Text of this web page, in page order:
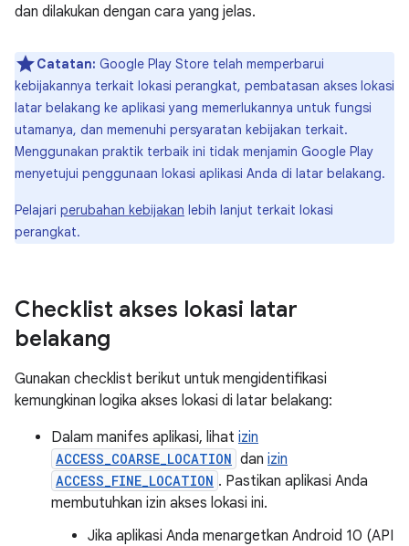
dan dilakukan dengan cara yang jelas.
Catatan: Google Play Store telah memperbarui
kebijakannya terkait lokasi perangkat, pembatasan akses lokasi
latar belakang ke aplikasi yang memerlukannya untuk fungsi
utamanya, dan memenuhi persyaratan kebijakan terkait.
Menggunakan praktik terbaik ini tidak menjamin Google Play
menyetujui penggunaan lokasi aplikasi Anda di latar belakang.
Pelajari perubahan kebijakan lebih lanjut terkait lokasi
perangkat.
Checklist akses lokasi latar
belakang
Gunakan checklist berikut untuk mengidentifikasi
kemungkinan logika akses lokasi di latar belakang:
Dalam manifes aplikasi, lihat izin
ACCESS_COARSE_LOCATION dan izin
ACCESS_FINE_LOCATION . Pastikan aplikasi Anda
membutuhkan izin akses lokasi ini.
Jika aplikasi Anda menargetkan Android 10 (API